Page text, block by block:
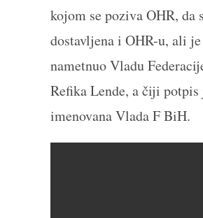
kojom se poziva OHR,
dostavljena i OHR-u, ali
nametnuo Vladu
Refika Lende, a čiji
imenovana Vlada F BiH.